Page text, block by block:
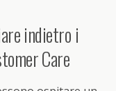
indietro i
Care